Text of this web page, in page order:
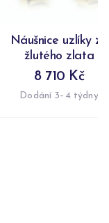
Náušnice uzlíky ze
žlutého zlata
8 710 Kč
Dodání 3–4 týdny